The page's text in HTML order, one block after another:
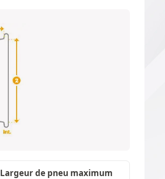
Largeur de pneu maximum